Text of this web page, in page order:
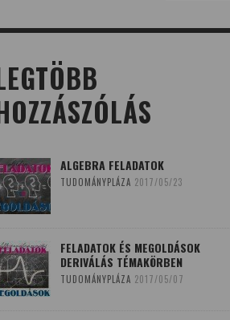
ALGEBRA FELADATOK
TUDOMÁNYPLÁZA 2017/05/23
FELADATOK ÉS MEGOLDÁSOK
DERIVÁLÁS TÉMAKÖRBEN
TUDOMÁNYPLÁZA 2017/05/07